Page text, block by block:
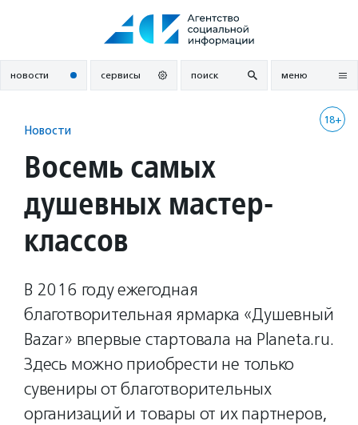
новости сервисы поиск меню
18+
Новости
Восемь самых
душевных мастер-
классов
В 2016 году ежегодная
благотворительная ярмарка «Душевный
Bazar» впервые стартовала на Planeta.ru.
Здесь можно приобрести не только
сувениры от благотворительных
организаций и товары от их партнеров,